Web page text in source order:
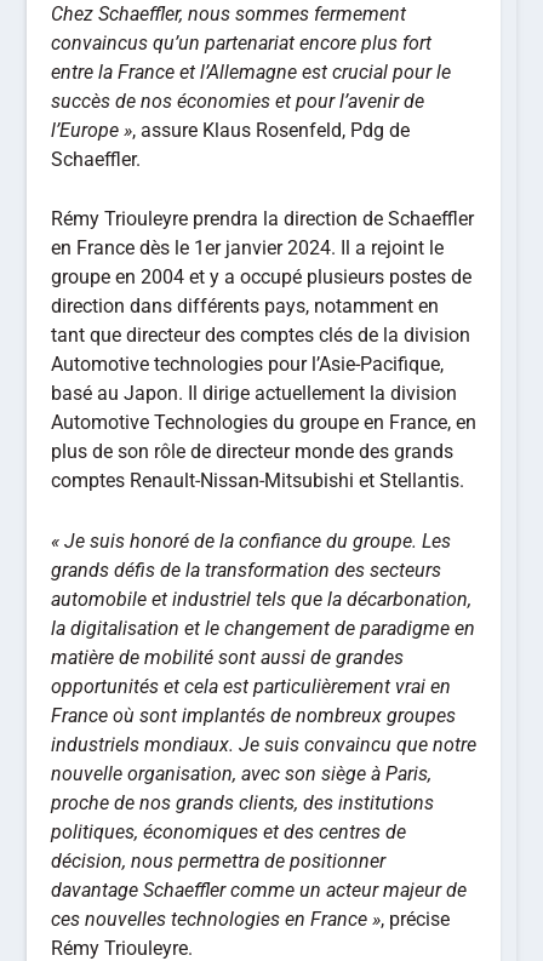
Chez Schaeffler, nous sommes fermement
convaincus qu’un partenariat encore plus fort
entre la France et l’Allemagne est crucial pour le
succès de nos économies et pour l’avenir de
l’Europe », assure Klaus Rosenfeld, Pdg de
Schaeffler.
Rémy Triouleyre prendra la direction de Schaeffler
en France dès le 1er janvier 2024. Il a rejoint le
groupe en 2004 et y a occupé plusieurs postes de
direction dans différents pays, notamment en
tant que directeur des comptes clés de la division
Automotive technologies pour l’Asie-Pacifique,
basé au Japon. Il dirige actuellement la division
Automotive Technologies du groupe en France, en
plus de son rôle de directeur monde des grands
comptes Renault-Nissan-Mitsubishi et Stellantis.
« Je suis honoré de la confiance du groupe. Les
grands défis de la transformation des secteurs
automobile et industriel tels que la décarbonation,
la digitalisation et le changement de paradigme en
matière de mobilité sont aussi de grandes
opportunités et cela est particulièrement vrai en
France où sont implantés de nombreux groupes
industriels mondiaux. Je suis convaincu que notre
nouvelle organisation, avec son siège à Paris,
proche de nos grands clients, des institutions
politiques, économiques et des centres de
décision, nous permettra de positionner
davantage Schaeffler comme un acteur majeur de
ces nouvelles technologies en France », précise
Rémy Triouleyre.